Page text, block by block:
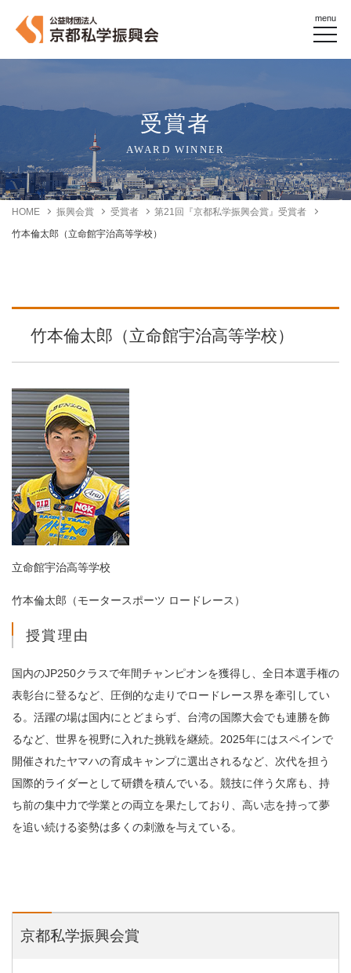
menu
受賞者
AWARD WINNER
HOME 振興会賞 受賞者
第21回『京都私学振興会賞』受賞者
竹本倫太郎（立命館宇治高等学校）
竹本倫太郎（立命館宇治高等学校）
立命館宇治高等学校
竹本倫太郎（モータースポーツ ロードレース）
授賞理由
国内のJP250クラスで年間チャンピオンを獲得し、全日本選手権の
表彰台に登るなど、圧倒的な走りでロードレース界を牽引してい
る。活躍の場は国内にとどまらず、台湾の国際大会でも連勝を飾
るなど、世界を視野に入れた挑戦を継続。2025年にはスペインで
開催されたヤマハの育成キャンプに選出されるなど、次代を担う
国際的ライダーとして研鑽を積んでいる。競技に伴う欠席も、持
ち前の集中力で学業との両立を果たしており、高い志を持って夢
を追い続ける姿勢は多くの刺激を与えている。
京都私学振興会賞